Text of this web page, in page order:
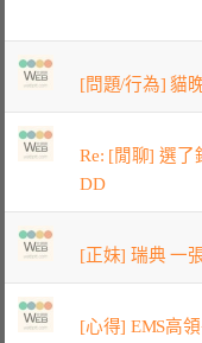
[問題/行為] 貓
Re: [閒聊] 選
DD
[正妹] 瑞典 一
[心得] EMS高